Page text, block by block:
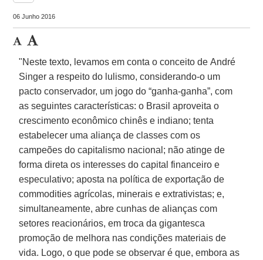
06 Junho 2016
"Neste texto, levamos em conta o conceito de André
Singer a respeito do lulismo, considerando-o um
pacto conservador, um jogo do “ganha-ganha”, com
as seguintes características: o Brasil aproveita o
crescimento econômico chinês e indiano; tenta
estabelecer uma aliança de classes com os
campeões do capitalismo nacional; não atinge de
forma direta os interesses do capital financeiro e
especulativo; aposta na política de exportação de
commodities agrícolas, minerais e extrativistas; e,
simultaneamente, abre cunhas de alianças com
setores reacionários, em troca da gigantesca
promoção de melhora nas condições materiais de
vida. Logo, o que pode se observar é que, embora as